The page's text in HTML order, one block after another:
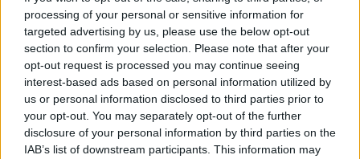
processing of your personal or sensitive information for
targeted advertising by us, please use the below opt-out
section to confirm your selection. Please note that after your
opt-out request is processed you may continue seeing
interest-based ads based on personal information utilized by
us or personal information disclosed to third parties prior to
your opt-out. You may separately opt-out of the further
disclosure of your personal information by third parties on the
IAB’s list of downstream participants. This information may
nyert nekünk.
A kiállítás képei: